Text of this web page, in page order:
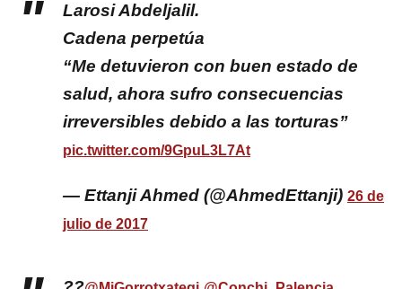
Larosi Abdeljalil.
Cadena perpetúa
“Me detuvieron con buen estado de
salud, ahora sufro consecuencias
irreversibles debido a las torturas”
pic.twitter.com/9GpuL3L7At
— Ettanji Ahmed (@AhmedEttanji) 26 de
julio de 2017